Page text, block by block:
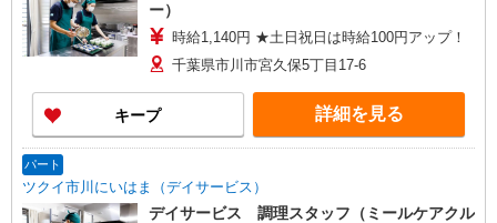
ー）
時給1,140円 ★土日祝日は時給100円アップ！
千葉県市川市宮久保5丁目17-6
キープ 詳細を見る
パート
ツクイ市川にいはま（デイサービス）
デイサービス 調理スタッフ（ミールケアクル